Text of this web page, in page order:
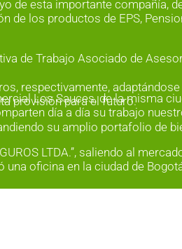
de esta importante compañía,
los productos de EPS,
de Trabajo Asociado de
Los Sauces, de la misma
día a día su trabajo
LTDA.”, saliendo al
oficina en la ciudad de
respectivamente,
provisión para el futuro.
su amplio portafolio de